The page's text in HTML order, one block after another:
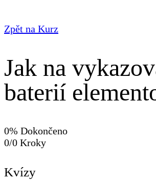
Zpět na Kurz
Jak na
baterií
0% Dokončeno
0/0 Kroky
Kvízy